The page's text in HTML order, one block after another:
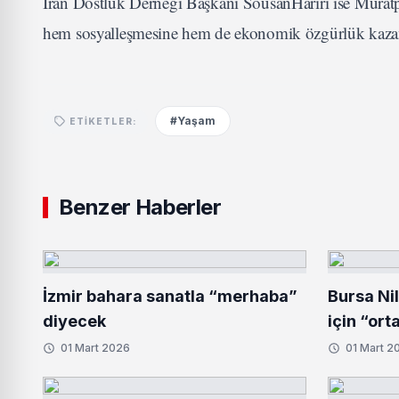
hem sosyalleşmesine hem de ekonomik özgürlük
ETIKETLER: #Yaşam
Benzer Haberler
İzmir bahara sanatla “merhaba”
diyecek
01 Mart 2026
Bursa
için
01 Mart